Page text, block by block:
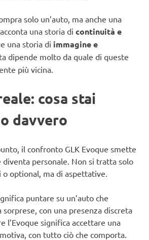
solo un’auto, ma anche una
una storia di continuità e
una storia di immagine e
dipende molto da quale di queste
più vicina.
cosa stai
davvero
il confronto GLK Evoque smette
diventa personale. Non si tratta solo
optional, ma di aspettative.
puntare su un’auto che
sorprese, con una presenza discreta
l’Evoque significa accettare una
con tutto ciò che comporta.